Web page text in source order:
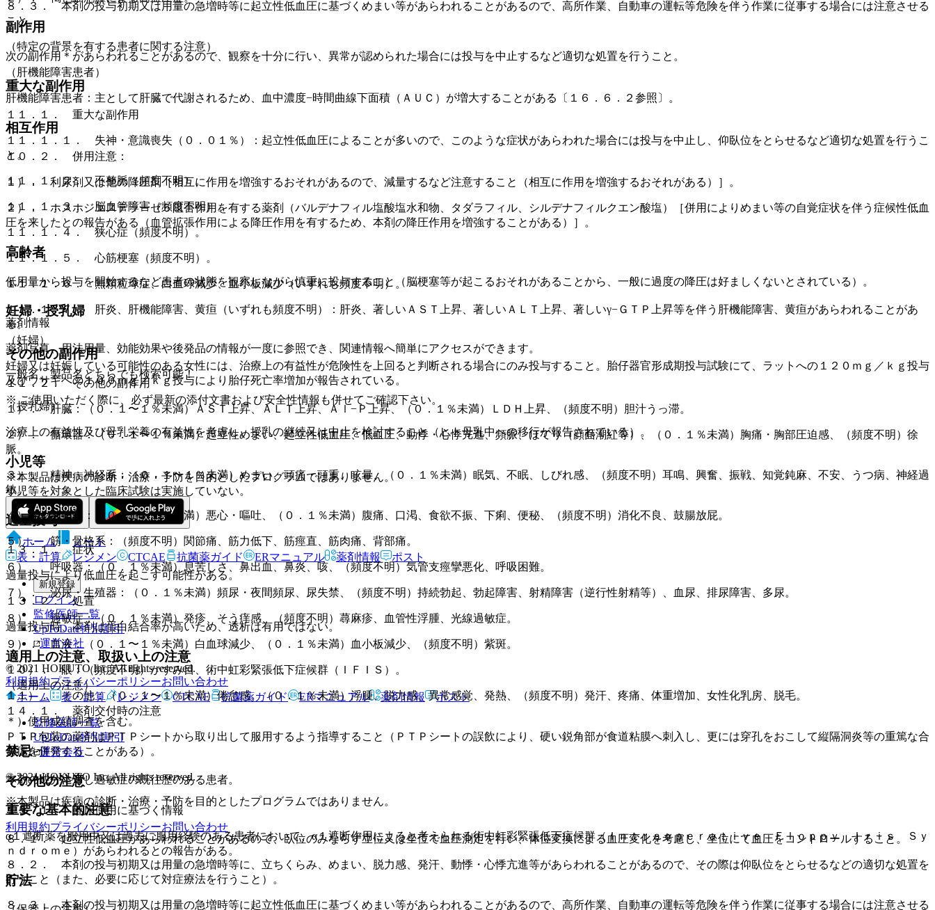
８．３． 本剤の投与初期又は用量の急増時等に起立性低血圧に基づくめまい等があらわれることがあるので、高所作業、自動車の運転等危険を伴う作業に従事する場合には注意させる
こと。
（特定の背景を有する患者に関する注意）
（肝機能障害患者）
肝機能障害患者：主として肝臓で代謝されるため、血中濃度−時間曲線下面積（ＡＵＣ）が増大することがある〔１６．６．２参照〕。
相互作用
１０．２． 併用注意：
１）． 利尿剤又は他の降圧剤［相互に作用を増強するおそれがあるので、減量するなど注意すること（相互に作用を増強するおそれがある）］。
２）． ホスホジエステラーゼ５阻害作用を有する薬剤（バルデナフィル塩酸塩水和物、タダラフィル、シルデナフィルクエン酸塩）［併用によりめまい等の自覚症状を伴う症候性低血
圧を来したとの報告がある（血管拡張作用による降圧作用を有するため、本剤の降圧作用を増強することがある）］。
高齢者
低用量から投与を開始するなど患者の状態を観察しながら慎重に投与すること（脳梗塞等が起こるおそれがあることから、一般に過度の降圧は好ましくないとされている）。
妊婦・授乳婦
（妊婦）
妊婦又は妊娠している可能性のある女性には、治療上の有益性が危険性を上回ると判断される場合にのみ投与すること。胎仔器官形成期投与試験にて、ラットへの１２０ｍｇ／ｋｇ投与
及びウサギへの１００ｍｇ／ｋｇ投与により胎仔死亡率増加が報告されている。
（授乳婦）
治療上の有益性及び母乳栄養の有益性を考慮し、授乳の継続又は中止を検討すること（ヒト母乳中への移行が報告されている）。
小児等
小児等を対象とした臨床試験は実施していない。
過量投与
１３．１． 症状
過量投与により低血圧を起こす可能性がある。
１３．２． 処置
過量投与時、本剤は蛋白結合率が高いため、透析は有用ではない。
適用上の注意、取扱い上の注意
（適用上の注意）
１４．１． 薬剤交付時の注意
ＰＴＰ包装の薬剤はＰＴＰシートから取り出して服用するよう指導すること（ＰＴＰシートの誤飲により、硬い鋭角部が食道粘膜へ刺入し、更には穿孔をおこして縦隔洞炎等の重篤な合
併症を併発することがある）。
その他の注意
１５．１． 臨床使用に基づく情報
α１遮断薬を服用中又は過去に服用経験のある患者において、α１遮断作用によると考えられる術中虹彩緊張低下症候群（Ｉｎｔｒａｏｐｅｒａｔｉｖｅ Ｆｌｏｐｐｙ Ｉｒｉｓ Ｓｙ
ｎｄｒｏｍｅ）があらわれるとの報告がある。
貯法
副作用
次の副作用＊があらわれることがあるので、観察を十分に行い、異常が認められた場合には投与を中止するなど適切な処置を行うこと。
重大な副作用
１１．１． 重大な副作用
１１．１．１． 失神・意識喪失（０．０１％）：起立性低血圧によることが多いので、このような症状があらわれた場合には投与を中止し、仰臥位をとらせるなど適切な処置を行うこ
と。
１１．１．２． 不整脈（頻度不明）。
１１．１．３． 脳血管障害（頻度不明）。
１１．１．４． 狭心症（頻度不明）。
１１．１．５． 心筋梗塞（頻度不明）。
１１．１．６． 無顆粒球症、白血球減少、血小板減少（いずれも頻度不明）。
１１．１．７． 肝炎、肝機能障害、黄疸（いずれも頻度不明）：肝炎、著しいＡＳＴ上昇、著しいＡＬＴ上昇、著しいγ−ＧＴＰ上昇等を伴う肝機能障害、黄疸があらわれることがあ
る。
その他の副作用
１１．２． その他の副作用
１）． 肝臓：（０．１〜１％未満）ＡＳＴ上昇、ＡＬＴ上昇、Ａｌ−Ｐ上昇、（０．１％未満）ＬＤＨ上昇、（頻度不明）胆汁うっ滞。
２）． 循環器：（０．１〜１％未満）起立性めまい、起立性低血圧、低血圧、動悸・心悸亢進、頻脈、ほてり（顔面潮紅等）、（０．１％未満）胸痛・胸部圧迫感、（頻度不明）徐
脈。
３）． 精神・神経系：（０．１〜１％未満）めまい、頭痛・頭重、眩暈、（０．１％未満）眠気、不眠、しびれ感、（頻度不明）耳鳴、興奮、振戦、知覚鈍麻、不安、うつ病、神経過
敏。
４）． 消化器：（０．１〜１％未満）悪心・嘔吐、（０．１％未満）腹痛、口渇、食欲不振、下痢、便秘、（頻度不明）消化不良、鼓腸放屁。
５）． 筋・骨格系：（頻度不明）関節痛、筋力低下、筋痙直、筋肉痛、背部痛。
６）． 呼吸器：（０．１％未満）息苦しさ、鼻出血、鼻炎、咳、（頻度不明）気管支痙攣悪化、呼吸困難。
７）． 泌尿・生殖器：（０．１％未満）頻尿・夜間頻尿、尿失禁、（頻度不明）持続勃起、勃起障害、射精障害（逆行性射精等）、血尿、排尿障害、多尿。
８）． 過敏症：（０．１％未満）発疹、そう痒感、（頻度不明）蕁麻疹、血管性浮腫、光線過敏症。
９）． 血液：（０．１〜１％未満）白血球減少、（０．１％未満）血小板減少、（頻度不明）紫斑。
１０）． 眼：（頻度不明）かすみ目、術中虹彩緊張低下症候群（ＩＦＩＳ）。
１１）． その他：（０．１〜１％未満）倦怠感、（０．１％未満）浮腫、脱力感、異常感覚、発熱、（頻度不明）発汗、疼痛、体重増加、女性化乳房、脱毛。
＊）使用成績調査を含む。
禁忌
本剤の成分に対し過敏症の既往歴のある患者。
重要な基本的注意
８．１． 起立性低血圧があらわれることがあるので、臥位のみならず立位又は坐位で血圧測定を行い、体位変換による血圧変化を考慮し、坐位にて血圧をコントロールすること。
８．２． 本剤の投与初期又は用量の急増時等に、立ちくらみ、めまい、脱力感、発汗、動悸・心悸亢進等があらわれることがあるので、その際は仰臥位をとらせるなどの適切な処置を
行うこと（また、必要に応じて対症療法を行うこと）。
８．３． 本剤の投与初期又は用量の急増時等に起立性低血圧に基づくめまい等があらわれることがあるので、高所作業、自動車の運転等危険を伴う作業に従事する場合には注意させる
薬剤情報
薬剤写真、用法用量、効能効果や後発品の情報が一度に参照でき、関連情報へ簡単にアクセスができます。
一般名、製品名どちらでも検索可能！
※ ご使用いただく際に、必ず最新の添付文書および安全性情報も併せてご確認下さい。
※本製品は疾病の診断・治療・予防を目的としたプログラムではありません。
ホーム
ノート
表・計算
レジメン CTCAE 抗菌薬ガイド ERマニュアル 薬剤情報 ポスト
新規登録
ログイン
監修医師一覧
UpToDate特別割引
運営会社
© 2021 HOKUTO Inc. All rights reserved.
利用規約プライバシーポリシーお問い合わせ
ホーム
表・計算 レジメン CTCAE 抗菌薬ガイド ERマニュアル 薬剤情報 ポスト
監修医師一覧
UpToDate特別割引
運営会社
© 2021 HOKUTO Inc. All rights reserved.
※本製品は疾病の診断・治療・予防を目的としたプログラムではありません。
利用規約プライバシーポリシーお問い合わせ